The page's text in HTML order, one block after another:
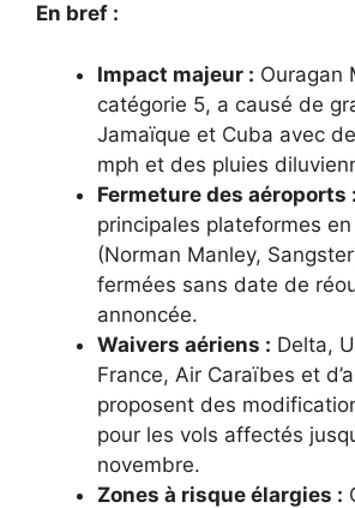
En bref :
Impact majeur : Ouragan
catégorie 5, a causé de
Jamaïque et Cuba avec
mph et des pluies
Fermeture des aéroports :
principales plateformes
(Norman Manley,
fermées sans date de
annoncée.
Waivers aériens : Delta,
France, Air Caraïbes et
proposent des
pour les vols affectés
novembre.
Zones à risque élargies :